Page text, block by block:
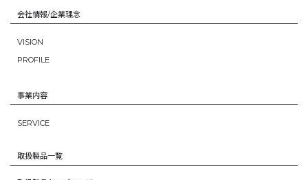
会社情報/企業理念
VISION
PROFILE
事業内容
SERVICE
取扱製品一覧